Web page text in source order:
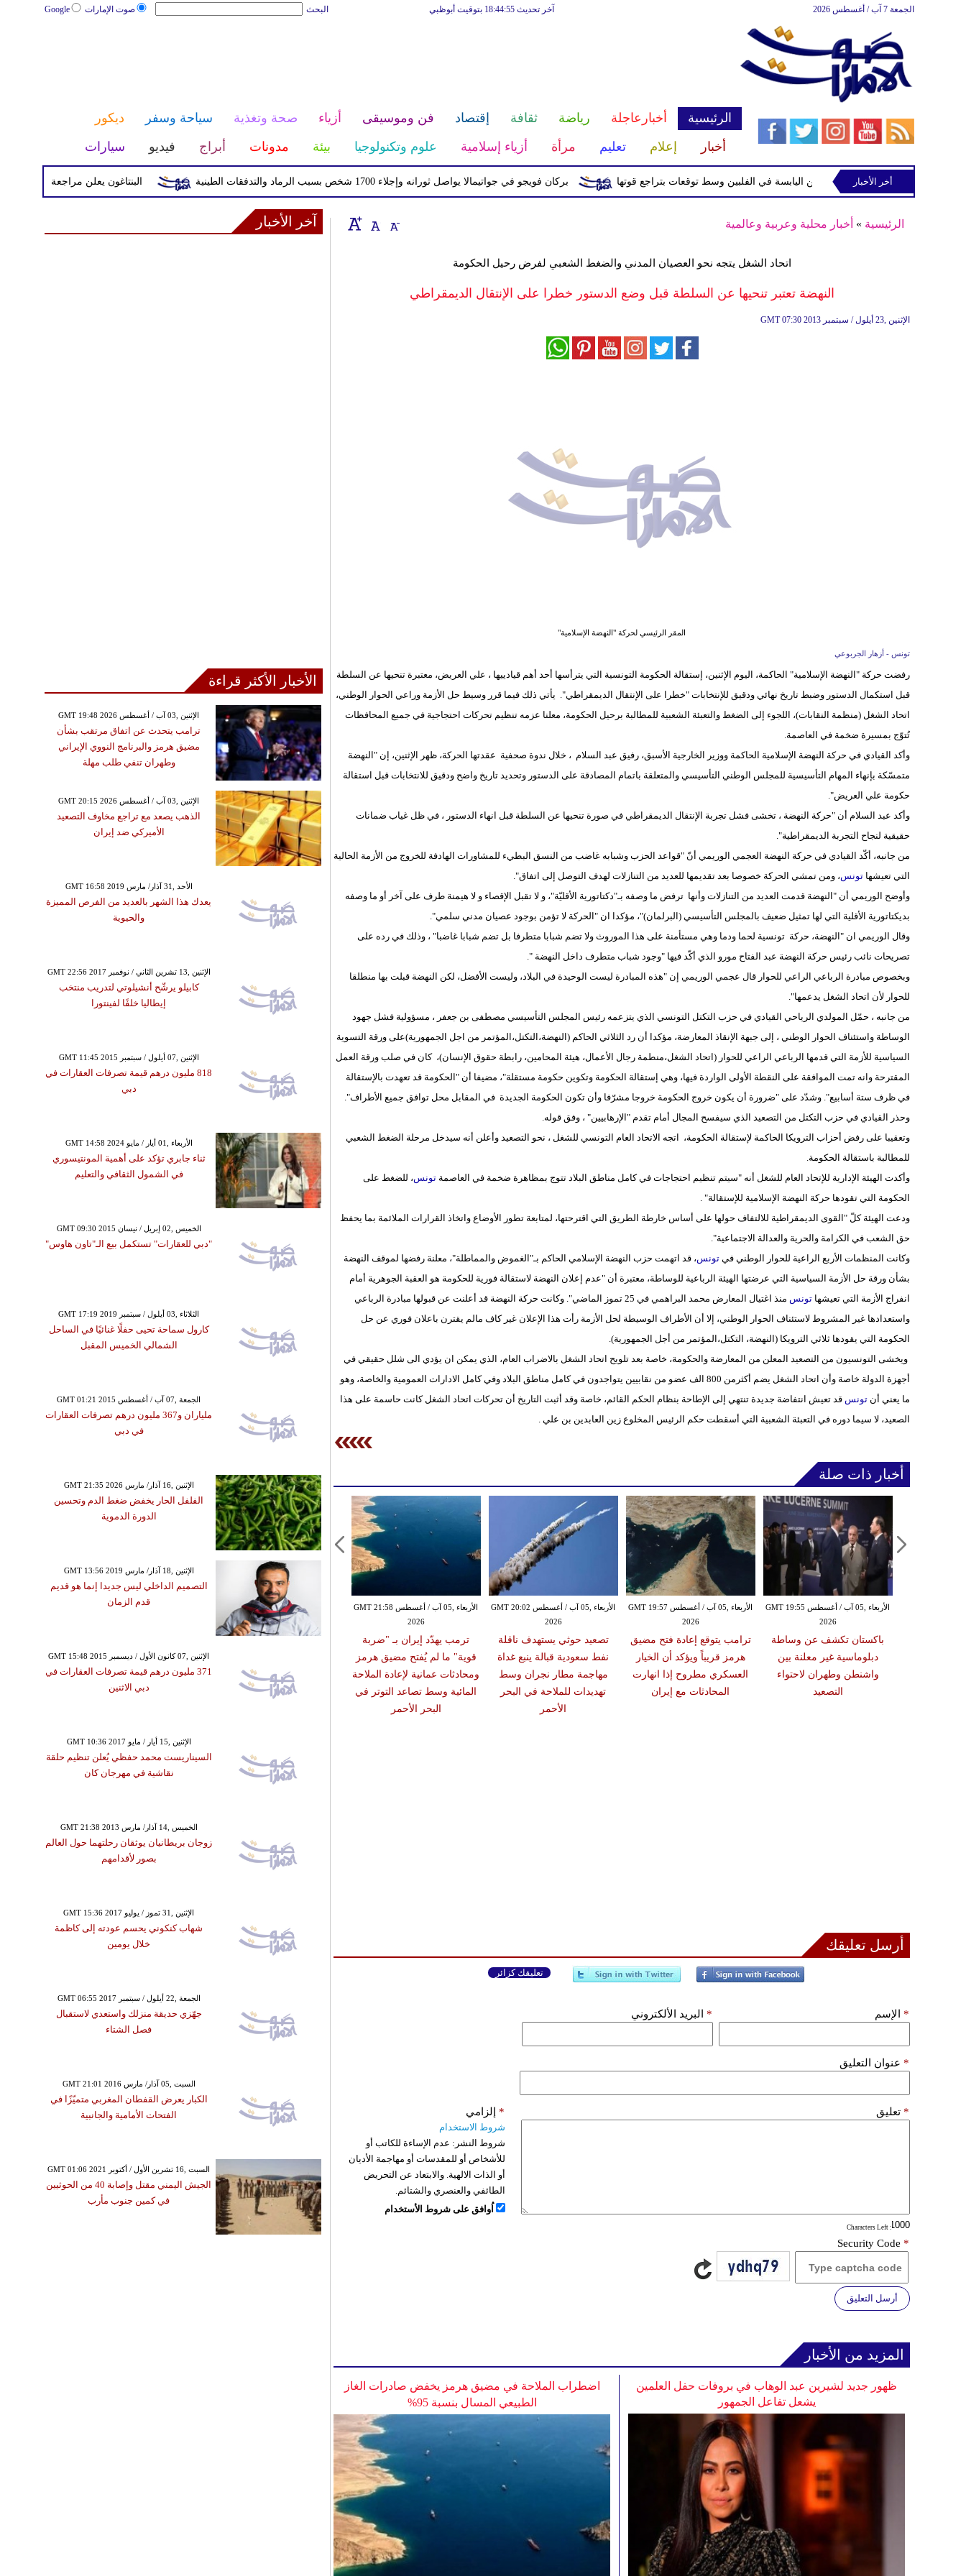
صوت الإمارات Google البحث آخر تحديث 18:44:55 بتوقيت أبوظبي الجمعة 7 آب / أغسطس 2026
الرئيسية أخبارعاجلة رياضة ثقافة إقتصاد فن وموسيقى أزياء صحة وتغذية سياحة وسفر
ديكور
أخبار
إعلام تعليم مرأة أزياء إسلامية علوم وتكنولوجيا بيئة مدونات أبراج فيديو سيارات
البنتاغون يعلن مراجعة التواجد بركان فويجو في جواتيمالا يواصل ثورانه وإجلاء 1700 شخص بسبب الرماد والتدفقات الطينية الاستوائية "مايماي" تقترب من اليابسة في الفلبين وسط توقعات بتراجع قوتها
أخر الأخبار
الرئيسية » أخبار محلية وعربية وعالمية
اتحاد الشغل يتجه نحو العصيان المدني والضغط الشعبي لفرض رحيل الحكومة
النهضة تعتبر تنحيها عن السلطة قبل وضع الدستور خطرا على الإنتقال الديمقراطي
GMT 07:30 2013 الإثنين ,23 أيلول / سبتمبر
المقر الرئيسي لحركة "النهضة الإسلامية"
تونس - أزهار الجربوعي
رفضت حركة "النهضة الإسلامية" الحاكمة، اليوم الإثنين، إستقالة الحكومة التونسية التي يترأسها أحد أهم قيادييها ، علي العريض، معتبرة تنحيها عن السلطة
قبل استكمال الدستور وضبط تاريخ نهائي ودقيق للإنتخابات "خطرا على الإنتقال الديمقراطي". يأتي ذلك فيما قرر وسيط حل الأزمة وراعي الحوار الوطني،
اتحاد الشغل (منظمة النقابات)، اللجوء إلى الضغط والتعبئة الشعبية للمطالبة برحيل الحكومة، معلنا عزمه تنظيم تحركات احتجاجية في جميع المحافظات
تُتوّج بمسيرة ضخمة في العاصمة.
وأكد القيادي في حركة النهضة الإسلامية الحاكمة ووزير الخارجية الأسبق، رفيق عبد السلام ، خلال ندوة صحفية عقدتها الحركة، ظهر الإثنين، إن "النهضة
متمسّكة بإنهاء المهام التأسيسية للمجلس الوطني التأسيسي والمتعلقة باتمام المصادقة على الدستور وتحديد تاريخ واضح ودقيق للانتخابات قبل استقالة
حكومة علي العريض".
وأكد عبد السلام أن "حركة النهضة ، تخشى فشل تجربة الإنتقال الديمقراطي في صورة تنحيها عن السلطة قبل انهاء الدستور ، في ظل غياب ضمانات
حقيقية لنجاح التجربة الديمقراطية".
من جانبه، أكّد القيادي في حركة النهضة العجمي الوريمي أنّ "قواعد الحزب وشبابه غاضب من النسق البطيء للمشاورات الهادفة للخروج من الأزمة الحالية
التي تعيشها تونس، ومن تمشي الحركة خصوصا بعد تقديمها للعديد من التنازلات لهدف التوصل إلى اتفاق".
وأوضح الوريمي أن "النهضة قدمت العديد من التنازلات وأنها ترفض ما وصفه بـ"دكتاتورية الأقليّة"، و لا تقبل الإقصاء و لا هيمنة طرف على آخر أو ما وصفه
بديكتاتورية الأقلية التي لها تمثيل ضعيف بالمجلس التأسيسي (البرلمان)"، مؤكدا ان "الحركة لا تؤمن بوجود عصيان مدني سلمي".
وقال الوريمي ان "النهضة، حركة تونسية لحما ودما وهي مستأمنة على هذا الموروث ولا تضم شبابا متطرفا بل تضم شبابا غاضبا" ، وذلك في رده على
تصريحات نائب رئيس حركة النهضة عبد الفتاح مورو الذي أكّد فيها "وجود شباب متطرف داخل النهضة ".
وبخصوص مبادرة الرباعي الراعي للحوار قال عجمي الوريمي إن "هذه المبادرة ليست الوحيدة في البلاد، وليست الأفضل، لكن النهضة قبلت بها منطلقا
للحوار لأن اتحاد الشغل يدعمها".
من جانبه ، حمّل المولدي الرياحي القيادي في حزب التكتل التونسي الذي يتزعمه رئيس المجلس التأسيسي مصطفى بن جعفر ، مسؤولية فشل جهود
الوساطة واستئناف الحوار الوطني ، إلى جبهة الإنقاذ المعارضة، مؤكدا أن رد الثلاثي الحاكم (النهضة،التكتل،المؤتمر من اجل الجمهورية)على ورقة التسوية
السياسية للأزمة التي قدمها الرباعي الراعي للحوار (اتحاد الشغل،منطمة رجال الأعمال، هيئة المحامين، رابطة حقوق الإنسان)، كان في صلب ورقة العمل
المقترحة وانه تمت الموافقة على النقطة الأولى الواردة فيها، وهي إستقالة الحكومة وتكوين حكومة مستقلة"، مضيفا أن "الحكومة قد تعهدت بالإستقالة
في ظرف ستة أسابيع". وشدّد على "ضرورة أن يكون خروج الحكومة خروجا مشرّفا وأن تكون الحكومة الجديدة في المقابل محل توافق جميع الأطراف".
وحذر القيادي في حزب التكتل من التصعيد الذي سيفسح المجال أمام تقدم "الإرهابيين" ، وفق قوله.
وتعقيبا على رفض أحزاب الترويكا الحاكمة لإستقالة الحكومة، اتجه الاتحاد العام التونسي للشغل ، نحو التصعيد وأعلن أنه سيدخل مرحلة الضغط الشعبي
للمطالبة باستقالة الحكومة.
وأكدت الهيئة الإدارية للإتحاد العام للشغل أنه "سيتم تنظيم احتجاجات في كامل مناطق البلاد تتوج بمظاهرة ضخمة في العاصمة تونس، للضغط على
الحكومة التي تقودها حركة النهضة الإسلامية للإستقالة" .
ودعت الهيئة كلّ "القوى الديمقراطية للالتفاف حولها على أساس خارطة الطريق التي اقترحتها، لمتابعة تطور الأوضاع واتخاذ القرارات الملائمة بما يحفظ
حق الشعب في الكرامة والحرية والعدالة الاجتماعية".
وكانت المنظمات الأربع الراعية للحوار الوطني في تونس، قد اتهمت حزب النهضة الإسلامي الحاكم بـ"الغموض والمماطلة"، معلنة رفضها لموقف النهضة
بشأن ورقة حل الأزمة السياسية التي عرضتها الهيئة الرباعية للوساطة، معتبرة أن "عدم إعلان النهضة لاستقالة فورية للحكومة هو العقبة الجوهرية أمام
انفراج الأزمة التي تعيشها تونس
منذ اغتيال المعارض محمد البراهمي في 25 تموز الماضي". وكانت حركة النهضة قد أعلنت عن قبولها مبادرة الرباعي
واستعدادها غير المشروط لاستئناف الحوار الوطني، إلا أن الأطراف الوسيطة لحل الأزمة رأت هذا الإعلان غير كاف مالم يقترن باعلان فوري عن حل
الحكومة التي يقودها ثلاثي الترويكا (النهضة، التكتل،المؤتمر من أجل الجمهورية).
ويخشى التونسيون من التصعيد المعلن من المعارضة والحكومة، خاصة بعد تلويح اتحاد الشغل بالاضراب العام، الذي يمكن ان يؤدي الى شلل حقيقي في
أجهزة الدولة خاصة وأن اتحاد الشغل يضم أكثرمن 800 الف عضو من نقابيين يتواجدون في كامل مناطق البلاد وفي كامل الادارات العمومية والخاصة، وهو
ما يعني أن تونس قد تعيش انتفاضة جديدة تنتهي إلى الإطاحة بنظام الحكم القائم، خاصة وقد أثبت التاريخ أن تحركات اتحاد الشغل كانت حاسمة على هذا
الصعيد، لا سيما دوره في التعبئة الشعبية التي أسقطت حكم الرئيس المخلوع زين العابدين بن علي .
أخبار ذات صلة
الأربعاء ,05 آب / أغسطس GMT 21:58
2026
ترمب يهدّد إيران بـ "ضربة
قوية" ما لم يُفتح مضيق هرمز
ومحادثات عمانية لإعادة الملاحة
المائية وسط تصاعد التوتر في
البحر الأحمر
الأربعاء ,05 آب / أغسطس GMT 20:02
2026
تصعيد حوثي يستهدف ناقلة
نفط سعودية قبالة ينبع غداة
مهاجمة مطار نجران وسط
تهديدات للملاحة في البحر
الأحمر
الأربعاء ,05 آب / أغسطس GMT 19:57
2026
ترامب يتوقع إعادة فتح مضيق
هرمز قريباً ويؤكد أن الخيار
العسكري مطروح إذا انهارت
المحادثات مع إيران
الأربعاء ,05 آب / أغسطس GMT 19:55
2026
باكستان تكشف عن وساطة
دبلوماسية غير معلنة بين
واشنطن وطهران لاحتواء
التصعيد
أرسل تعليقك
تعليقك كزائر
الإسم * البريد الألكتروني *
عنوان التعليق *
تعليق *
: Characters Left
إلزامي *
شروط الاستخدام
شروط النشر: عدم الإساءة للكاتب أو
للأشخاص أو للمقدسات أو مهاجمة الأديان
أو الذات الالهية. والابتعاد عن التحريض
الطائفي والعنصري والشتائم.
اُوافق على شروط الأستخدام
Security Code *
أرسل التعليق
المزيد من الأخبار
اضطراب الملاحة في مضيق هرمز يخفض صادرات الغاز
الطبيعي المسال بنسبة 95%
ظهور جديد لشيرين عبد الوهاب في بروفات حفل العلمين
يشعل تفاعل الجمهور
آخر الأخبار
الأخبار الأكثر قراءة
GMT 19:48 2026 الإثنين ,03 آب / أغسطس
ترامب يتحدث عن اتفاق مرتقب بشأن
مضيق هرمز والبرنامج النووي الإيراني
وطهران تنفي طلب مهلة
GMT 20:15 2026 الإثنين ,03 آب / أغسطس
الذهب يصعد مع تراجع مخاوف التصعيد
الأميركي ضد إيران
GMT 16:58 2019 الأحد ,31 آذار/ مارس
يعدك هذا الشهر بالعديد من الفرص المميزة
والحيوية
GMT 22:56 2017 الإثنين ,13 تشرين الثاني / نوفمبر
كابيلو يرشّح أنشيلوتي لتدريب منتخب
إيطاليا خلفًا لفينتورا
GMT 11:45 2015 الإثنين ,07 أيلول / سبتمبر
818 مليون درهم قيمة تصرفات العقارات في
دبي
GMT 14:58 2024 الأربعاء ,01 أيار / مايو
ثناء جابري تؤكد على أهمية المونتيسوري
في الشمول الثقافي والتعليم
GMT 09:30 2015 الخميس ,02 إبريل / نيسان
"دبي للعقارات" تستكمل بيع الـ"تاون هاوس"
GMT 17:19 2019 الثلاثاء ,03 أيلول / سبتمبر
كارول سماحة تحيى حفلًا غنائيًا في الساحل
الشمالي الخميس المقبل
GMT 01:21 2015 الجمعة ,07 آب / أغسطس
ملياران و367 مليون درهم تصرفات العقارات
في دبي
GMT 21:35 2026 الإثنين ,16 آذار/ مارس
الفلفل الحار يخفض ضغط الدم وتحسين
الدورة الدموية
GMT 13:56 2019 الإثنين ,18 آذار/ مارس
التصميم الداخلي ليس جديدا إنما هو قديم
قدم الزمان
GMT 15:48 2015 الإثنين ,07 كانون الأول / ديسمبر
371 مليون درهم قيمة تصرفات العقارات في
دبي الاثنين
GMT 10:36 2017 الإثنين ,15 أيار / مايو
السيناريست محمد حفظي يُعلن تنظيم حلقة
نقاشية في مهرجان كان
GMT 21:38 2013 الخميس ,14 آذار/ مارس
زوجان بريطانيان يوثقان رحلتهما حول العالم
بصور لأقدامهم
GMT 15:36 2017 الإثنين ,31 تموز / يوليو
شهاب كنكوني يحسم عودته إلى كاظمة
خلال يومين
GMT 06:55 2017 الجمعة ,22 أيلول / سبتمبر
جهّزي حديقة منزلك واستعدي لاستقبال
فصل الشتاء
GMT 21:01 2016 السبت ,05 آذار/ مارس
الكبار يعرض القفطان المغربي متميّزًا في
الفتحات الأمامية والجانبية
GMT 01:06 2021 السبت ,16 تشرين الأول / أكتوبر
الجيش اليمني مقتل وإصابة 40 من الحوثيين
في كمين جنوب مأرب